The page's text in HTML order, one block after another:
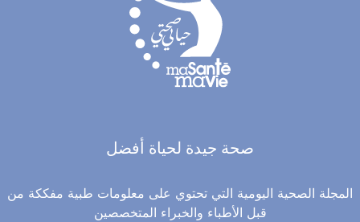
صحة جيدة لحياة أفضل
المجلة الصحية اليومية التي تحتوي على معلومات طبية مفككة من
قبل الأطباء والخبراء المتخصصين